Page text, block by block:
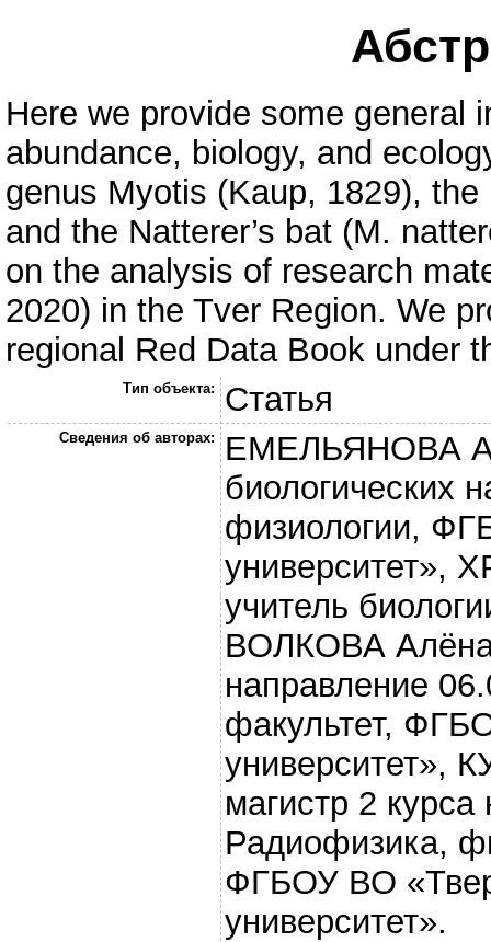
Here we provide some general
abundance, biology, and
genus Myotis (Kaup, 1829),
and the Natterer’s bat (M.
on the analysis of research
2020) in the Tver Region. We
regional Red Data Book under
Тип объекта: Статья
Сведения об авторах:
ЕМЕЛЬЯНОВА
биологических
физиологии,
университет»,
учитель
ВОЛКОВА Алёна
направление
факультет,
университет»,
магистр 2
Радиофизика,
ФГБОУ ВО
университет».